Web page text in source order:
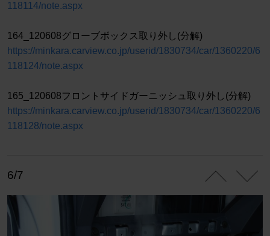
118114/note.aspx
164_120608グローブボックス取り外し(分解)
https://minkara.carview.co.jp/userid/1830734/car/1360220/6
118124/note.aspx
165_120608フロントサイドガーニッシュ取り外し(分解)
https://minkara.carview.co.jp/userid/1830734/car/1360220/6
118128/note.aspx
6/7